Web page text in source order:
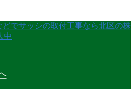
でサッシの取付工事なら北区の株
中